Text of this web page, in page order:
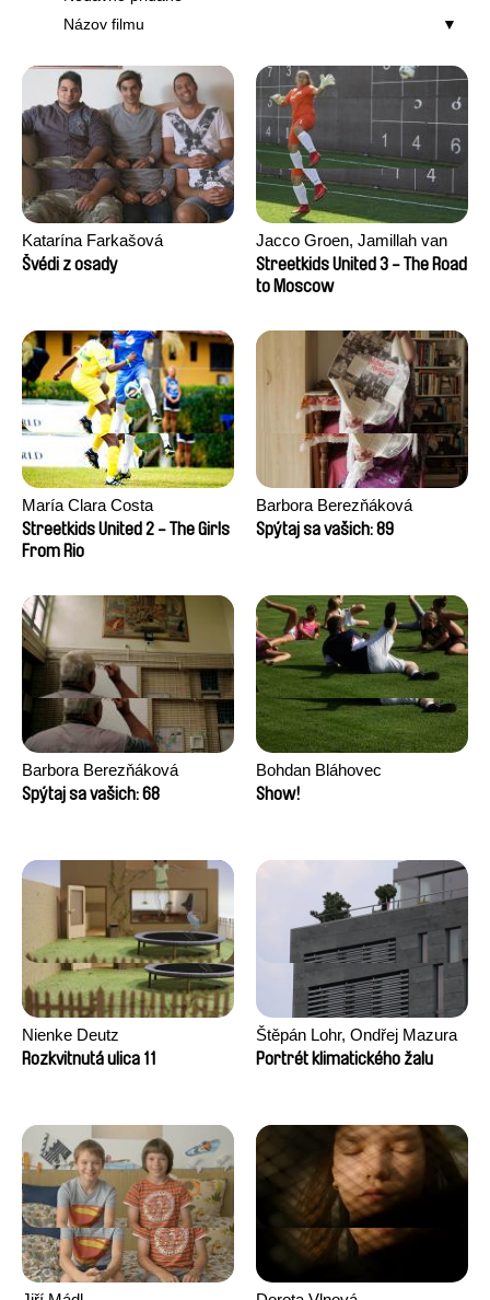
Názov filmu
Katarína Farkašová
Švédi z osady
Jacco Groen, Jamillah van
der Hulst
Streetkids United 3 - The Road
to Moscow
María Clara Costa
Streetkids United 2 - The Girls
From Rio
Barbora Berezňáková
Spýtaj sa vašich: 89
Barbora Berezňáková
Spýtaj sa vašich: 68
Bohdan Bláhovec
Show!
Nienke Deutz
Rozkvitnutá ulica 11
Štěpán Lohr, Ondřej Mazura
Portrét klimatického žalu